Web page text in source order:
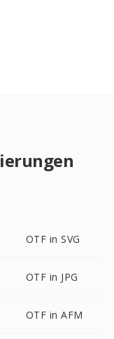
OTF in SVG
OTF in JPG
OTF in AFM